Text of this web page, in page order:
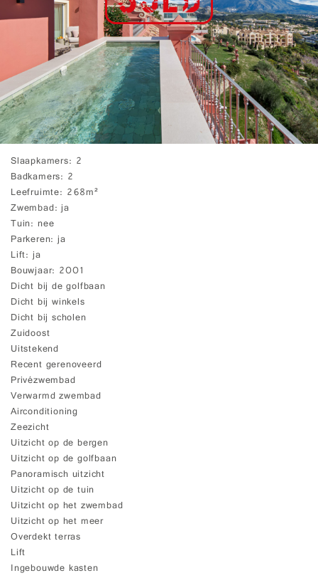
Slaapkamers 2
Badkamers 2
Leefruimte 268m²
Zwembad ja
Tuin nee
Parkeren ja
Lift ja
Bouwjaar 2001
Dicht bij de golfbaan
Dicht bij winkels
Dicht bij scholen
Zuidoost
Uitstekend
Recent gerenoveerd
Privézwembad
Verwarmd zwembad
Airconditioning
Zeezicht
Uitzicht op de bergen
Uitzicht op de golfbaan
Panoramisch uitzicht
Uitzicht op de tuin
Uitzicht op het zwembad
Uitzicht op het meer
Overdekt terras
Lift
Ingebouwde kasten